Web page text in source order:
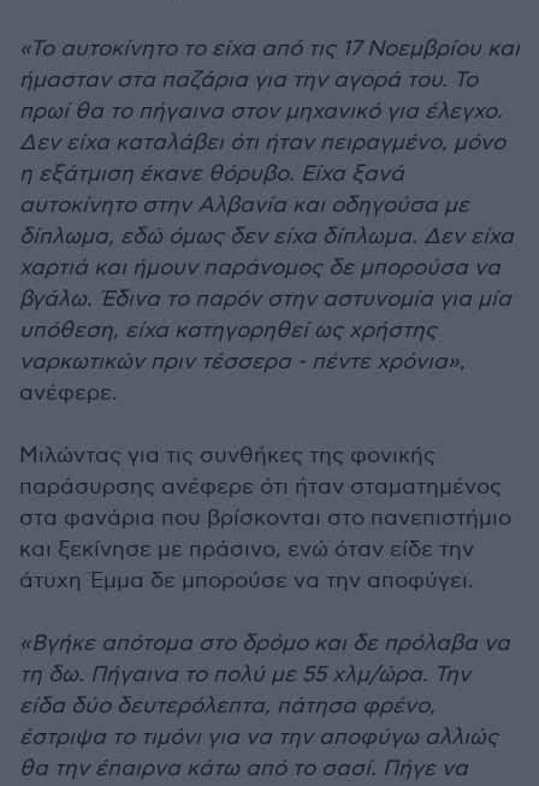
«Το αυτοκίνητο το είχα από τις 17 Νοεμβρίου και
ήμασταν στα παζάρια για την αγορά του. Το
πρωί θα το πήγαινα στον μηχανικό για έλεγχο.
Δεν είχα καταλάβει ότι ήταν πειραγμένο, μόνο
η εξάτμιση έκανε θόρυβο. Είχα ξανά
αυτοκίνητο στην Αλβανία και οδηγούσα με
δίπλωμα, εδώ όμως δεν είχα δίπλωμα. Δεν είχα
χαρτιά και ήμουν παράνομος δε μπορούσα να
βγάλω. Έδινα το παρόν στην αστυνομία για μία
υπόθεση, είχα κατηγορηθεί ως χρήστης
ναρκωτικών πριν τέσσερα - πέντε χρόνια»,
ανέφερε.
Μιλώντας για τις συνθήκες της φονικής
παράσυρσης ανέφερε ότι ήταν σταματημένος
στα φανάρια που βρίσκονται στο πανεπιστήμιο
και ξεκίνησε με πράσινο, ενώ όταν είδε την
άτυχη Έμμα δε μπορούσε να την αποφύγει.
«Βγήκε απότομα στο δρόμο και δε πρόλαβα να
τη δω. Πήγαινα το πολύ με 55 χλμ/ώρα. Την
είδα δύο δευτερόλεπτα, πάτησα φρένο,
έστριψα το τιμόνι για να την αποφύγω αλλιώς
θα την έπαιρνα κάτω από το σασί. Πήγε να